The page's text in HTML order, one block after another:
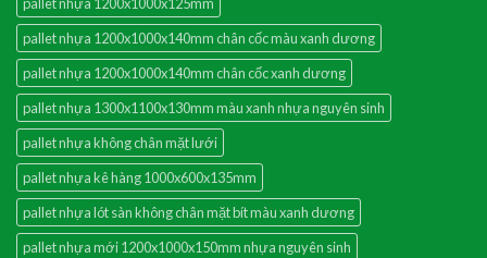
pallet nhựa 1200x1000x125mm
pallet nhựa 1200x1000x140mm chân cốc màu xanh dương
pallet nhựa 1200x1000x140mm chân cốc xanh dương
pallet nhựa 1300x1100x130mm màu xanh nhựa nguyên sinh
pallet nhựa không chân mặt lưới
pallet nhựa kê hàng 1000x600x135mm
pallet nhựa lót sàn không chân mặt bít màu xanh dương
pallet nhựa mới 1200x1000x150mm nhựa nguyên sinh